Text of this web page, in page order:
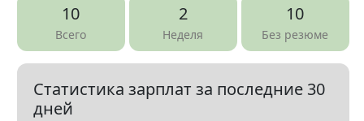
Запитання 27
Показать все разделы▼
10
Всего
2
Неделя
10
Без резюме
Статистика зарплат за последние 30
дней